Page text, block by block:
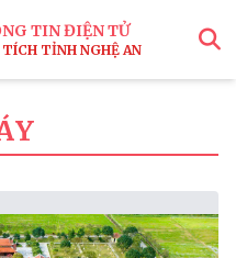
TIN ĐIỆN TỬ
TÍCH TỈNH NGHỆ AN